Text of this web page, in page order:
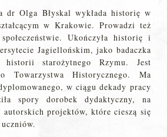
dr Olga Błyskal wykłada historię w
w Krakowie. Prowadzi też
Ukończyła historię i
Jagiellońskim, jako badaczka
starożytnego Rzymu. Jest
Towarzystwa Historycznego. Ma
w ciągu dekady pracy
spory dorobek dydaktyczny, na
autorskich projektów, które cieszą się